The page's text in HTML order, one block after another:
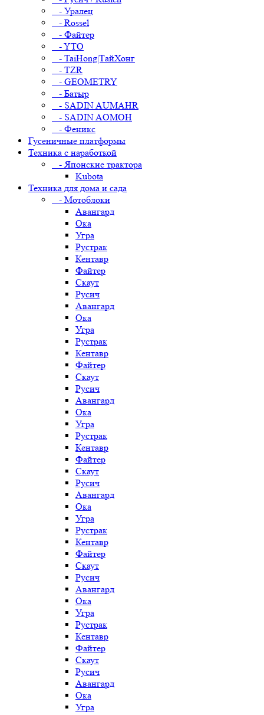
- Уралец
- Rossel
- Файтер
- YTO
- TaiHong|ТайХонг
- TZR
- GEOMETRY
- Батыр
- SADIN AUMAHR
- SADIN AOMOH
- Феникс
Гусеничные платформы
Техника с наработкой
- Японские трактора
Kubota
Техника для дома и сада
- Мотоблоки
Авангард
Ока
Угра
Рустрак
Кентавр
Файтер
Скаут
Русич
Авангард
Ока
Угра
Рустрак
Кентавр
Файтер
Скаут
Русич
Авангард
Ока
Угра
Рустрак
Кентавр
Файтер
Скаут
Русич
Авангард
Ока
Угра
Рустрак
Кентавр
Файтер
Скаут
Русич
Авангард
Ока
Угра
Рустрак
Кентавр
Файтер
Скаут
Русич
Авангард
Ока
Угра